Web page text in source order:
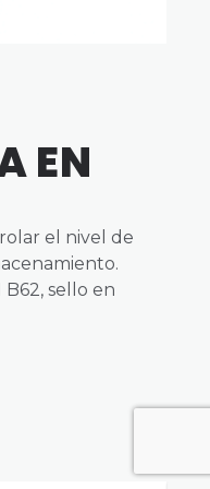
EN
el nivel de
sello en